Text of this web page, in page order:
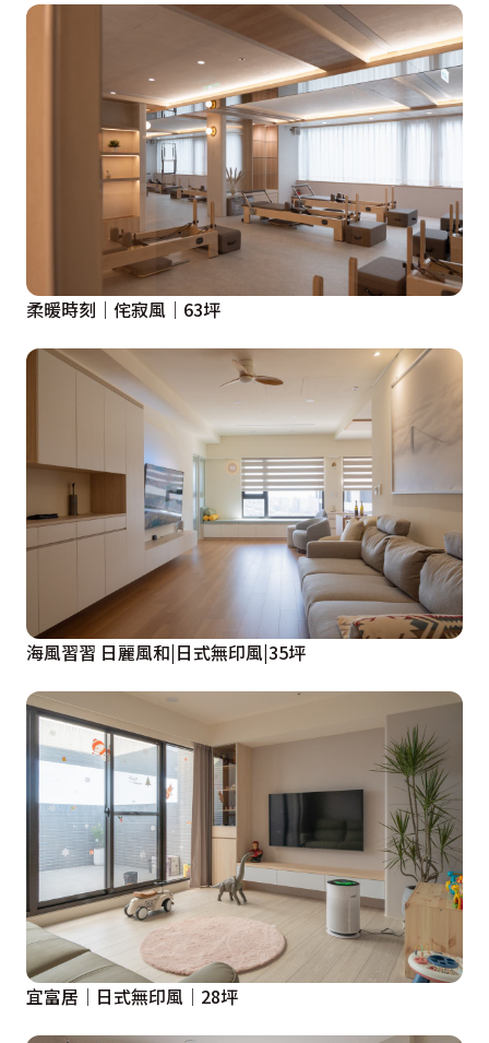
柔暖時刻｜侘寂風｜63坪
海風習習 日麗風和|日式無印風|35坪
宜富居│日式無印風│28坪